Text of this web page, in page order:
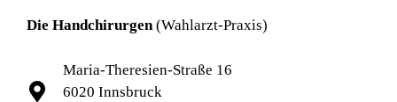
Die Handchirurgen(Wahlarzt-Praxis)
Maria-Theresien-Straße 16
6020 Innsbruck